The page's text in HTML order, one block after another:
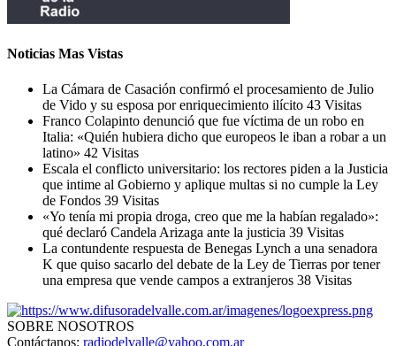
Noticias Mas Vistas
La Cámara de Casación confirmó el procesamiento de Julio
de Vido y su esposa por enriquecimiento ilícito 43 Visitas
Franco Colapinto denunció que fue víctima de un robo en
Italia: «Quién hubiera dicho que europeos le iban a robar a un
latino» 42 Visitas
Escala el conflicto universitario: los rectores piden a la Justicia
que intime al Gobierno y aplique multas si no cumple la Ley
de Fondos 39 Visitas
«Yo tenía mi propia droga, creo que me la habían regalado»:
qué declaró Candela Arizaga ante la justicia 39 Visitas
La contundente respuesta de Benegas Lynch a una senadora
K que quiso sacarlo del debate de la Ley de Tierras por tener
una empresa que vende campos a extranjeros 38 Visitas
SOBRE NOSOTROS
Contáctanos: radiodelvalle@yahoo.com.ar